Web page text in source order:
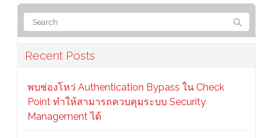
Recent Posts
พบช่องโหว่ Authentication Bypass ใน Check
Point ทำให้สามารถควบคุมระบบ Security
Management ได้